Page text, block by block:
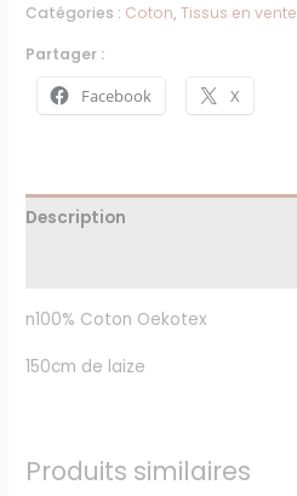
Catégories : Coton,Tissus en vente
Partager :
Facebook X
Description
n100% Coton Oekotex
150cm de laize
Produits similaires